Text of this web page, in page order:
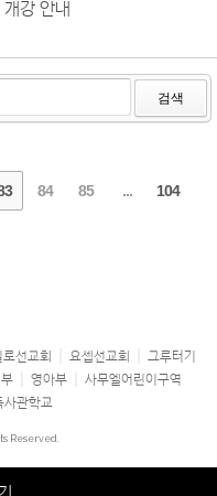
강 안내
검색
84 85 ... 104
로선교회 요셉선교회
그루터기
영아부
사무엘어린이구역
사관학교
Reserved.